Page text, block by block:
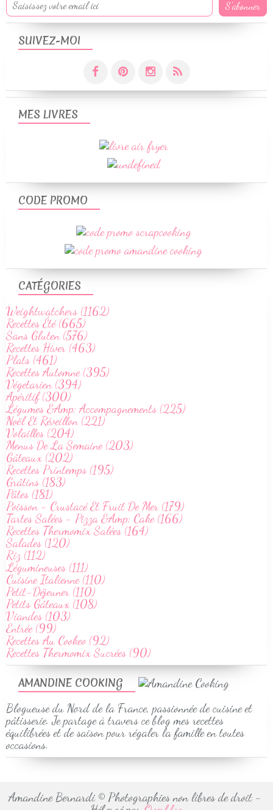
SUIVEZ-MOI
AMANDINE COOKING
Blogueuse du Nord de la France, passionnée de cuisine et
pâtisserie. Je partage à travers ce blog mes recettes
équilibrées et de saison pour régaler la famille en toutes
occasions.
CATÉGORIES
Weightwatchers (1162)
Recettes Été (665)
Sans Gluten (576)
Recettes Hiver (463)
Plats (461)
Recettes Automne (395)
Végetarien (394)
Apéritif (300)
Légumes &Amp; Accompagnements (225)
Noël Et Réveillon (221)
Volailles (204)
Menus De La Semaine (203)
Gâteaux (202)
Recettes Printemps (195)
Grâtins (183)
Pâtes (181)
Poisson - Crustacé Et Fruit De Mer (179)
Tartes Salées - Pizza &Amp; Cake (166)
Recettes Thermomix Salées (164)
Salades (120)
Riz (112)
Légumineuses (111)
Cuisine Italienne (110)
Petit-Déjeuner (110)
Petits Gâteaux (108)
Viandes (103)
Entrée (99)
Recettes Au Cookeo (92)
Recettes Thermomix Sucrées (90)
MES LIVRES
CODE PROMO
Amandine Bernardi © Photographies non libres de droit -